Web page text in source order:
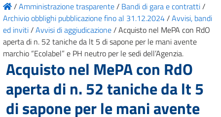
/Amministrazione trasparente/ Bandi di gara e contratti/
Archivio obblighi pubblicazione fino al 31.12.2024/Avvisi, bandi
ed inviti/Avvisi di aggiudicazione/Acquisto nel MePA con RdO
aperta di n. 52 taniche da lt 5 di sapone per le mani avente
marchio “Ecolabel” e PH neutro per le sedi dell’Agenzia.
Acquisto nel MePA con RdO
aperta di n. 52 taniche da lt 5
di sapone per le mani avente